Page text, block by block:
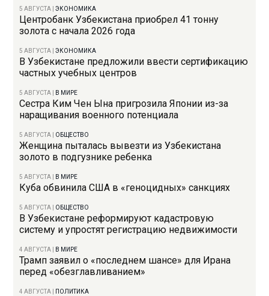
5 АВГУСТА |ЭКОНОМИКА
Центробанк Узбекистана приобрел 41 тонну
золота с начала 2026 года
5 АВГУСТА |ЭКОНОМИКА
В Узбекистане предложили ввести сертификацию
частных учебных центров
5 АВГУСТА В МИРЕ
Сестра Ким Чен Ына пригрозила Японии из-за
наращивания военного потенциала
5 АВГУСТА ОБЩЕСТВО
Женщина пыталась вывезти из Узбекистана
золото в подгузнике ребенка
5 АВГУСТА В МИРЕ
Куба обвинила США в «геноцидных» санкциях
5 АВГУСТА ОБЩЕСТВО
В Узбекистане реформируют кадастровую
систему и упростят регистрацию недвижимости
4 АВГУСТА В МИРЕ
Трамп заявил о «последнем шансе» для Ирана
перед «обезглавливанием»
4 АВГУСТА ПОЛИТИКА